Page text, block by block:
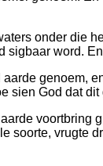
onder die
sigbaar word.
genoem,
sien God dat dit
voortbring
soorte, vrugte